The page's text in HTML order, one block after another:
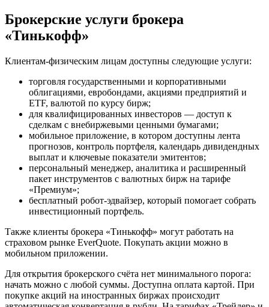
Брокерские услуги брокера
«Тинькофф»
Клиентам-физическим лицам доступны следующие услуги:
торговля государственными и корпоративными
облигациями, евробондами, акциями предприятий и
ETF, валютой по курсу бирж;
для квалифицированных инвесторов — доступ к
сделкам с внебиржевыми ценными бумагами;
мобильное приложение, в котором доступны лента
прогнозов, контроль портфеля, календарь дивидендных
выплат и ключевые показатели эмитентов;
персональный менеджер, аналитика и расширенный
пакет инструментов с валютных бирж на тарифе
«Премиум»;
бесплатный робот-эдвайзер, который помогает собрать
инвестиционный портфель.
Также клиенты брокера «Тинькофф» могут работать на
страховом рынке EverQuote. Покупать акции можно в
мобильном приложении.
Для открытия брокерского счёта нет минимального порога:
начать можно с любой суммы. Доступна оплата картой. При
покупке акций на иностранных биржах происходит